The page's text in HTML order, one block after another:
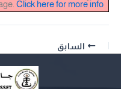
Click here for more info
السابق